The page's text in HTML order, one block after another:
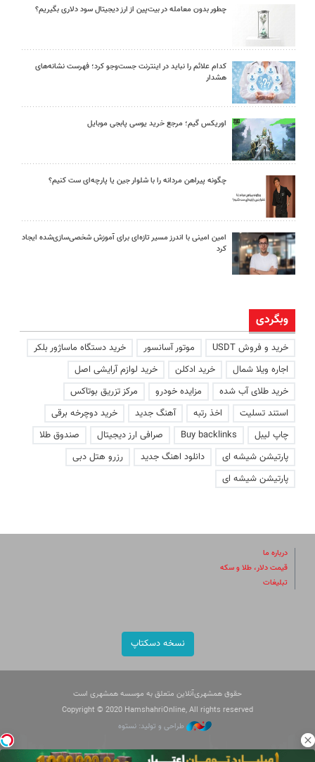
چطور بدون معامله در بیت‌پین از ارز دیجیتال سود دلاری بگیریم؟
کدام علائم را نباید در اینترنت جست‌وجو کرد؛ فهرست نشانه‌های
هشدار
اوریکس گیم؛ مرجع خرید یوسی پابجی موبایل
چگونه پیراهن مردانه را با شلوار جین یا پارچه‌ای ست کنیم؟
امین امینی با اندرز مسیر تازه‌ای برای آموزش شخصی‌سازی‌شده ایجاد
کرد
وبگردی
خرید و فروش USDT موتور آسانسور
خرید دستگاه ماساژور بلکر
اجاره ویلا شمال
خرید ادکلن
خرید لوازم آرایشی اصل
خرید طلای آب شده
مزایده خودرو
مرکز تزریق بوتاکس
استند تسلیت
اخذ رتبه آهنگ جدید
خرید دوچرخه برقی
چاپ لیبل
Buy backlinks صرافی ارز دیجیتال
صندوق طلا
پارتیشن شیشه ای
دانلود اهنگ جدید
رزرو هتل دبی
پارتیشن شیشه ای
درباره ما
قیمت دلار، طلا و سکه
تبلیغات
نسخه دسکتاپ
حقوق همشهری‌آنلاین متعلق به موسسه همشهری است
Copyright © 2020 HamshahriOnline, All rights reserved
طراحی و تولید: نستوه